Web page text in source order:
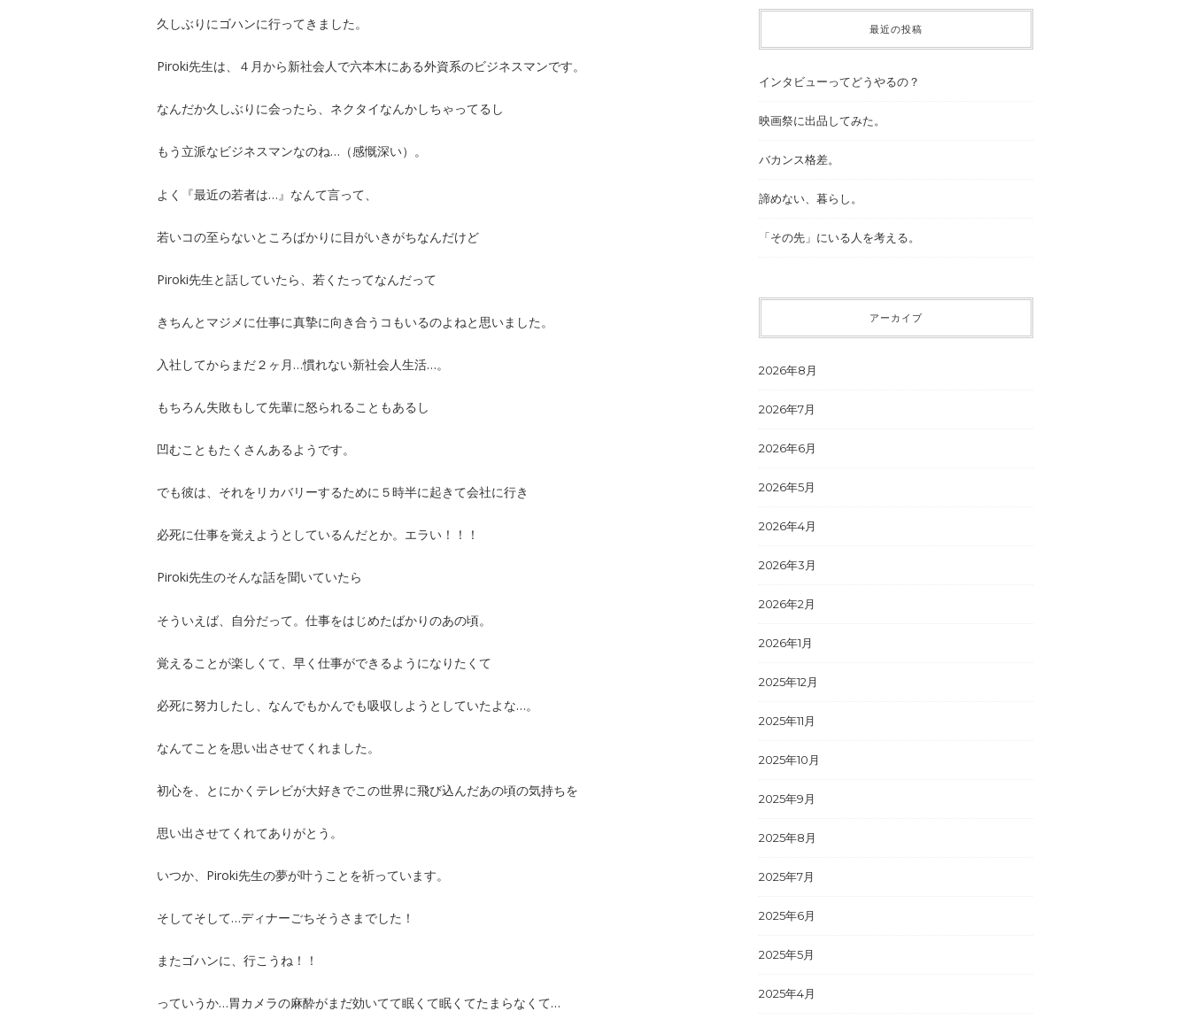
久しぶりにゴハンに行ってきました。
Piroki先生は、４月から新社会人で六本木にある外資系のビジネスマンです。
なんだか久しぶりに会ったら、ネクタイなんかしちゃってるし
もう立派なビジネスマンなのね…（感慨深い）。
よく『最近の若者は…』なんて言って、
若いコの至らないところばかりに目がいきがちなんだけど
Piroki先生と話していたら、若くたってなんだって
きちんとマジメに仕事に真摯に向き合うコもいるのよねと思いました。
入社してからまだ２ヶ月…慣れない新社会人生活…。
もちろん失敗もして先輩に怒られることもあるし
凹むこともたくさんあるようです。
でも彼は、それをリカバリーするために５時半に起きて会社に行き
必死に仕事を覚えようとしているんだとか。エラい！！！
Piroki先生のそんな話を聞いていたら
そういえば、自分だって。仕事をはじめたばかりのあの頃。
覚えることが楽しくて、早く仕事ができるようになりたくて
必死に努力したし、なんでもかんでも吸収しようとしていたよな…。
なんてことを思い出させてくれました。
初心を、とにかくテレビが大好きでこの世界に飛び込んだあの頃の気持ちを
思い出させてくれてありがとう。
いつか、Piroki先生の夢が叶うことを祈っています。
そしてそして…ディナーごちそうさまでした！
またゴハンに、行こうね！！
っていうか…胃カメラの麻酔がまだ効いてて眠くて眠くてたまらなくて…
最近の投稿
インタビューってどうやるの？
映画祭に出品してみた。
バカンス格差。
諦めない、暮らし。
「その先」にいる人を考える。
アーカイブ
2026年8月
2026年7月
2026年6月
2026年5月
2026年4月
2026年3月
2026年2月
2026年1月
2025年12月
2025年11月
2025年10月
2025年9月
2025年8月
2025年7月
2025年6月
2025年5月
2025年4月